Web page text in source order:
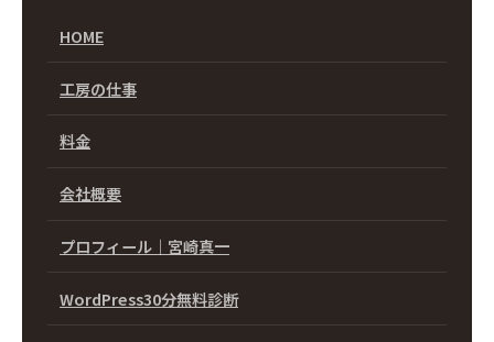
HOME
工房の仕事
料金
会社概要
プロフィール｜宮崎真一
WordPress30分無料診断